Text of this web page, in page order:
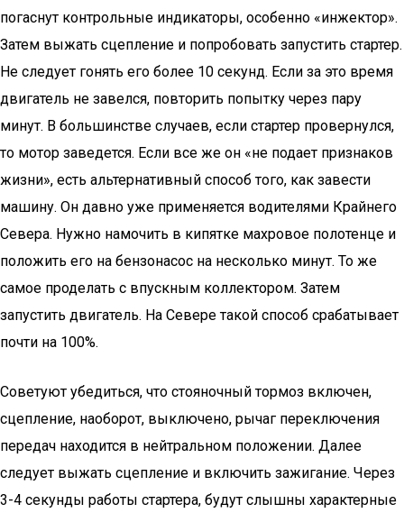
погаснут контрольные индикаторы, особенно «инжектор».
Затем выжать сцепление и попробовать запустить стартер.
Не следует гонять его более 10 секунд. Если за это время
двигатель не завелся, повторить попытку через пару
минут. В большинстве случаев, если стартер провернулся,
то мотор заведется. Если все же он «не подает признаков
жизни», есть альтернативный способ того, как завести
машину. Он давно уже применяется водителями Крайнего
Севера. Нужно намочить в кипятке махровое полотенце и
положить его на бензонасос на несколько минут. То же
самое проделать с впускным коллектором. Затем
запустить двигатель. На Севере такой способ срабатывает
почти на 100%.
Советуют убедиться, что стояночный тормоз включен,
сцепление, наоборот, выключено, рычаг переключения
передач находится в нейтральном положении. Далее
следует выжать сцепление и включить зажигание. Через
3-4 секунды работы стартера, будут слышны характерные